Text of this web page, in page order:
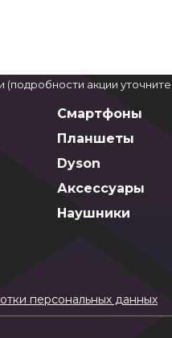
(подробности акции
Смартфоны
Планшеты
Dyson
Аксессуары
Наушники
персональных данных